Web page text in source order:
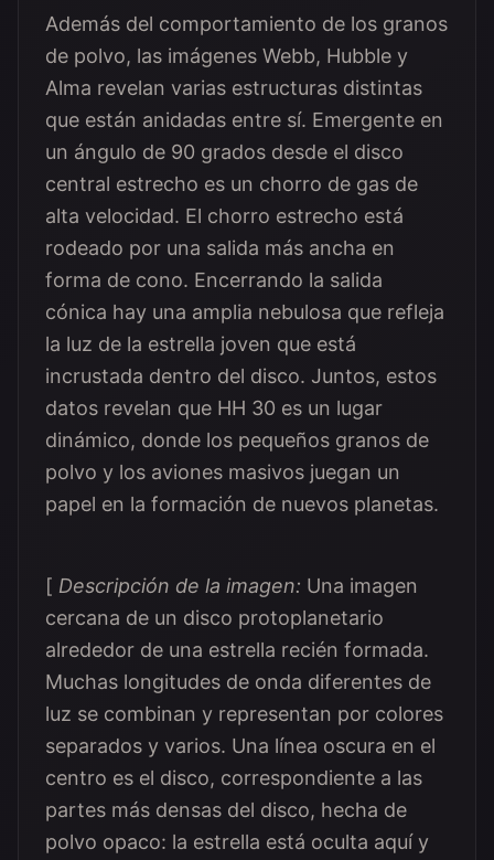
Además del comportamiento de los granos
de polvo, las imágenes Webb, Hubble y
Alma revelan varias estructuras distintas
que están anidadas entre sí. Emergente en
un ángulo de 90 grados desde el disco
central estrecho es un chorro de gas de
alta velocidad. El chorro estrecho está
rodeado por una salida más ancha en
forma de cono. Encerrando la salida
cónica hay una amplia nebulosa que refleja
la luz de la estrella joven que está
incrustada dentro del disco. Juntos, estos
datos revelan que HH 30 es un lugar
dinámico, donde los pequeños granos de
polvo y los aviones masivos juegan un
papel en la formación de nuevos planetas.
[ Descripción de la imagen: Una imagen
cercana de un disco protoplanetario
alrededor de una estrella recién formada.
Muchas longitudes de onda diferentes de
luz se combinan y representan por colores
separados y varios. Una línea oscura en el
centro es el disco, correspondiente a las
partes más densas del disco, hecha de
polvo opaco: la estrella está oculta aquí y